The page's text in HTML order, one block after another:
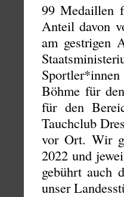
99 Medaillen
Anteil davon
am gestrigen
Böhme für
für den
Tauchclub
vor Ort. Wir
2022 und
gebührt auch
unser